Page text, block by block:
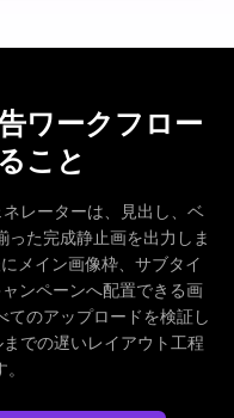
ワークフロー
こと
レーターは、見出し、ベ
た完成静止画を出力しま
メイン画像枠、サブタイ
ンペーンへ配置できる画
のアップロードを検証し
での遅いレイアウト工程